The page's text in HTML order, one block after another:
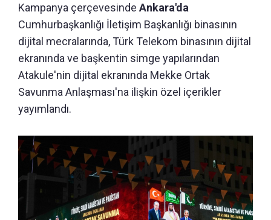
Kampanya çerçevesinde Ankara'da
Cumhurbaşkanlığı İletişim Başkanlığı binasının
dijital mecralarında, Türk Telekom binasının dijital
ekranında ve başkentin simge yapılarından
Atakule'nin dijital ekranında Mekke Ortak
Savunma Anlaşması'na ilişkin özel içerikler
yayımlandı.